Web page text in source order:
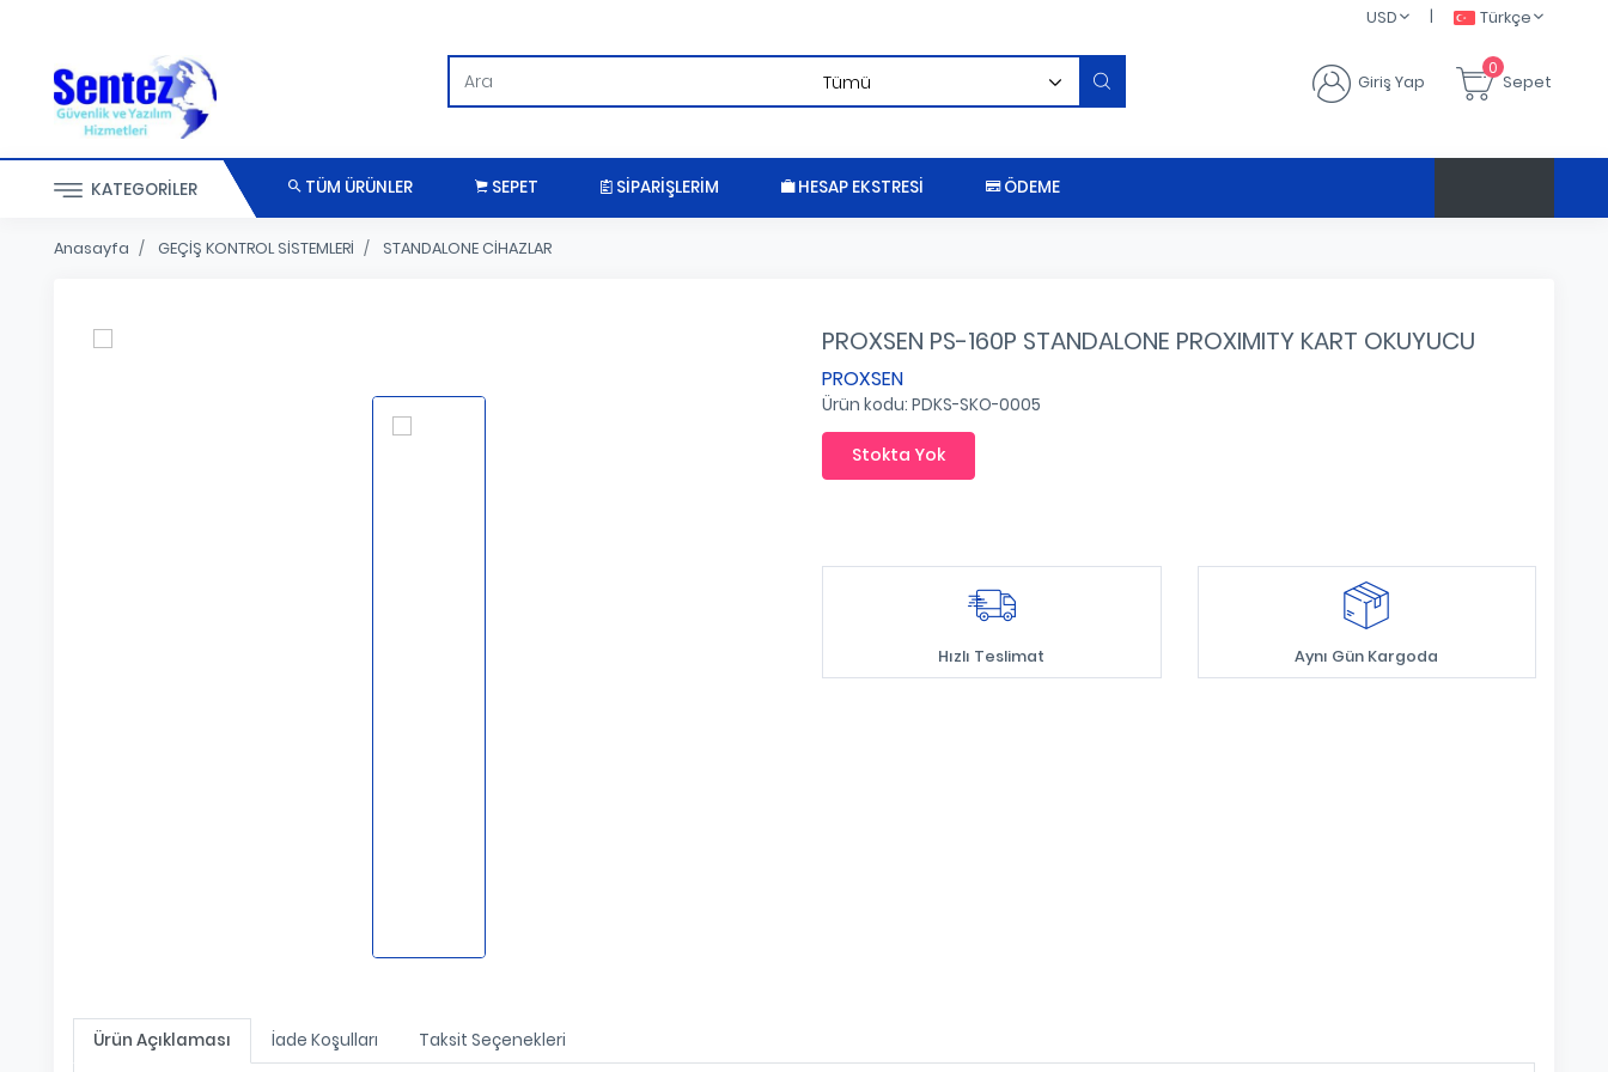
Türkçe
|
USD
Giriş Yap
0
Sepet
KATEGORILER TÜM ÜRÜNLER SEPET SIPARIŞLERIM HESAP EKSTRESI ÖDEME
Anasayfa GEÇİŞ KONTROL SİSTEMLERİ STANDALONE CİHAZLAR
PROXSEN PS-160P STANDALONE PROXIMITY KART OKUYUCU
PROXSEN
Ürün kodu: PDKS-SKO-0005
Stokta Yok
Hızlı Teslimat Aynı Gün Kargoda
Ürün Açıklaması İade Koşulları Taksit Seçenekleri